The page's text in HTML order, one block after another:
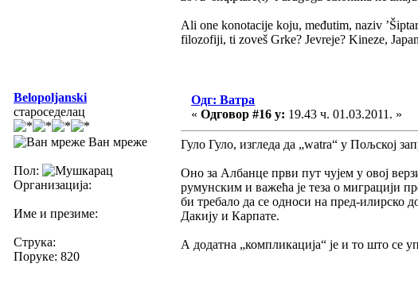
Ali one konotacije koju, međutim, naziv
filozofiji, ti zoveš Grke? Jevreje? Kineze,
Belopoljanski
староседелац
Ван мреже
Пол:
Организација:
Име и презиме:
Струка:
Поруке: 820
Одг: Ватра
« Одговор #16 у: 19.43 ч. 01.03.2011. »
Гуло Гуло, изгледа да „watra“ у Пољској
Оно за Албанце први пут чујем у овој
румунским и важећа је теза о миграцији
би требало да се односи на пред-илирско
Дакију и Карпате.
А додатна „компликација“ је и то што се